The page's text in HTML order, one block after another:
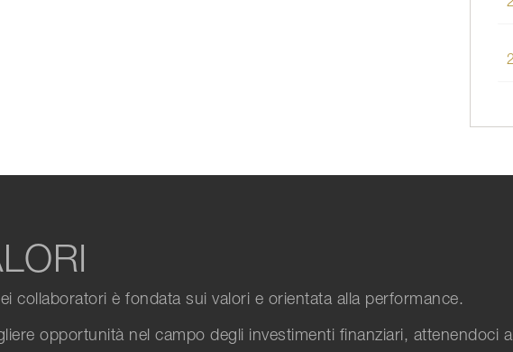
collaboratori è fondata sui valori e orientata alla performance.
opportunità nel campo degli investimenti finanziari, attenendoci